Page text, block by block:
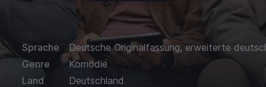
Sprache
Deutsche Originalfassung, erweiterte
Genre
Komödie
Land
Deutschland